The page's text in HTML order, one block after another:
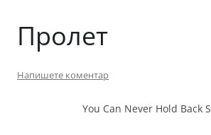
Пролет
Напишете коментар
You Can Never Hold Back